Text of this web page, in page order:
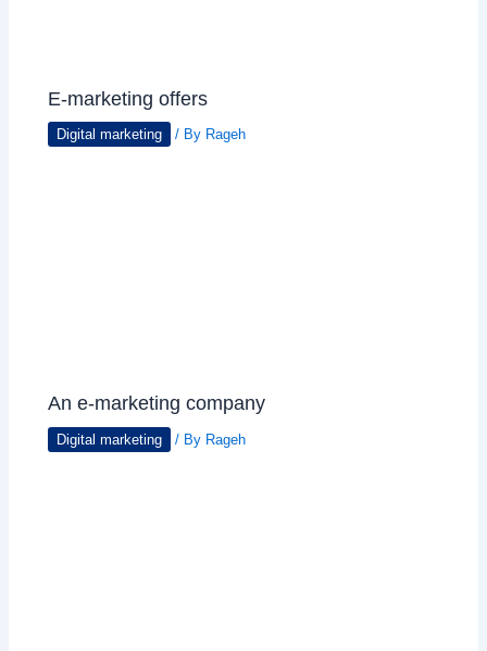
E-marketing offers
Digital marketing / By Rageh
An e-marketing company
Digital marketing / By Rageh